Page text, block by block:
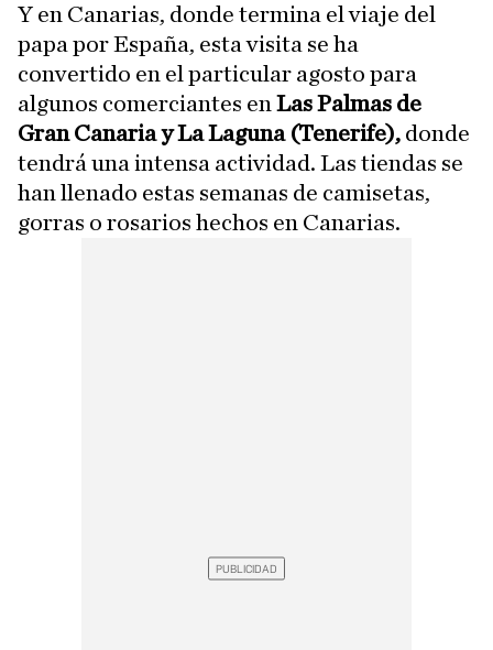
Y en Canarias, donde termina el viaje del
papa por España, esta visita se ha
convertido en el particular agosto para
algunos comerciantes en Las Palmas de
Gran Canaria y La Laguna (Tenerife), donde
tendrá una intensa actividad. Las tiendas se
han llenado estas semanas de camisetas,
gorras o rosarios hechos en Canarias.